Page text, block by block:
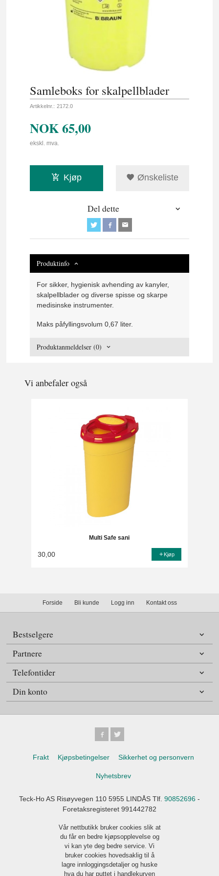
Samleboks for skalpellblader
Artikkelnr.: 2172.0
NOK65,00
ekskl. mva.
Kjøp Ønskeliste
Del dette
Produktinfo
For sikker, hygienisk avhending av kanyler,
skalpellblader og diverse spisse og skarpe
medisinske instrumenter.
Maks påfyllingsvolum 0,67 liter.
Produktanmeldelser (0)
Vi anbefaler også
Multi Safe sani
30,00 Kjøp
Forside Bli kunde Logg inn Kontakt oss
Bestselgere
Partnere
Telefontider
Din konto
Frakt Kjøpsbetingelser Sikkerhet og personvern
Nyhetsbrev
Teck-Ho AS Risøyvegen 110 5955 LINDÅS Tlf. 90852696 -
Foretaksregisteret 991442782
Vår nettbutikk bruker cookies slik at
du får en bedre kjøpsopplevelse og
vi kan yte deg bedre service. Vi
bruker cookies hovedsaklig til å
lagre innloggingsdetaljer og huske
hva du har puttet i handlekurven